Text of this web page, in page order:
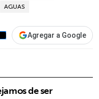
AGUAS
Agregar a Google
de ser